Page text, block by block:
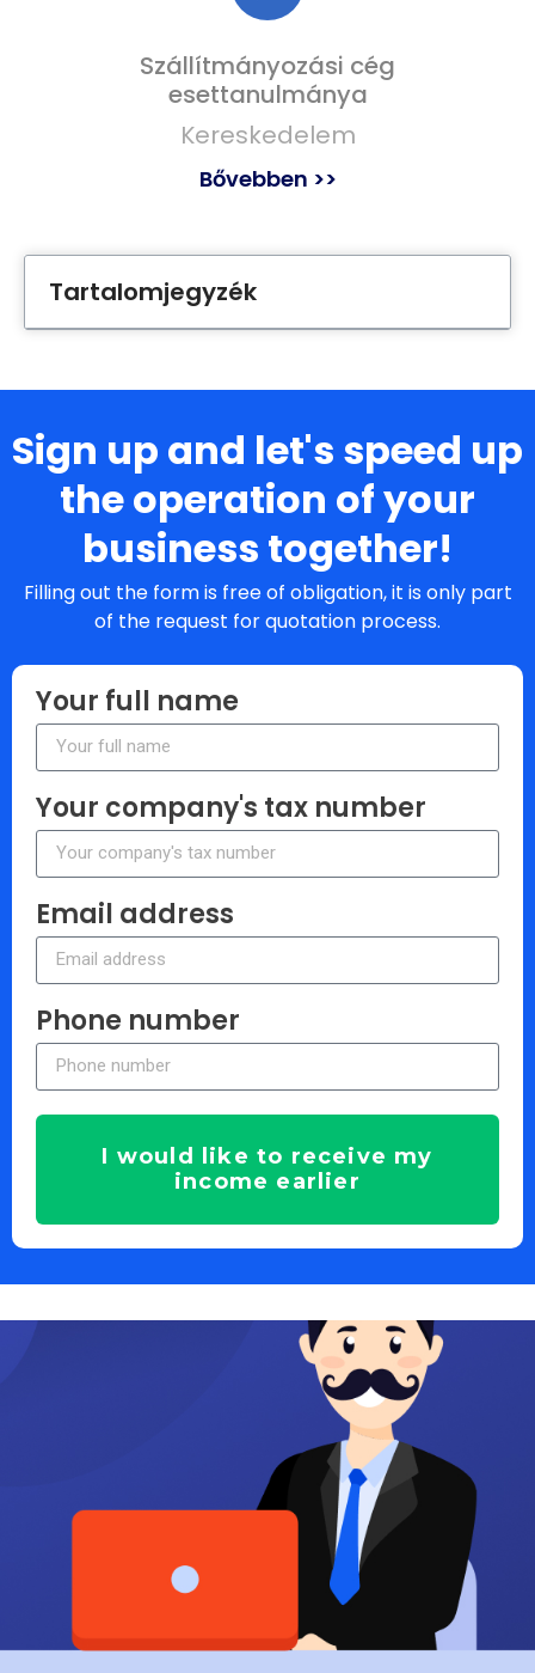
Szállítmányozási cég
esettanulmánya
Kereskedelem
Bővebben >>
Tartalomjegyzék
Sign up and let's speed up
the operation of your
business together!
Filling out the form is free of obligation, it is only part
of the request for quotation process.
Your full name
Your company's tax number
Email address
Phone number
I would like to receive my
income earlier